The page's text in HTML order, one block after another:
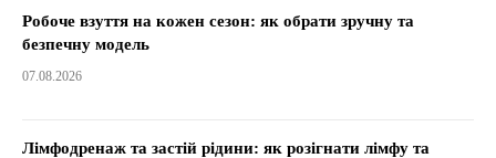
Робоче взуття на кожен сезон: як обрати зручну та
безпечну модель
07.08.2026
Лімфодренаж та застій рідини: як розігнати лімфу та